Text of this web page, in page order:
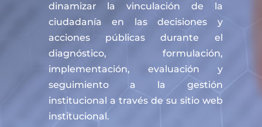
dinamizar la vinculación de la
ciudadanía en las decisiones y
acciones públicas durante el
diagnóstico, formulación,
implementación, evaluación y
seguimiento a la gestión
institucional a través de su sitio web
institucional.